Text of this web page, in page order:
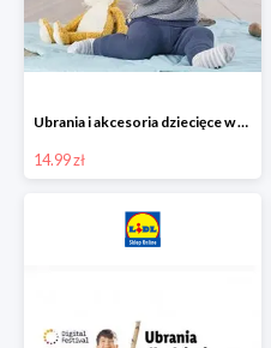
Ubrania i akcesoria dziecięce w Lidlu Online od 14,99 zł
14.99 zł